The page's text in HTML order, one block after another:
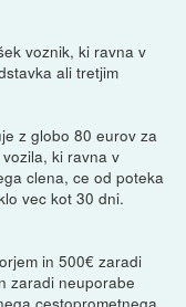
voznik, ki ravna v
ali tretjim
z globo 80 eurov za
ki ravna v
clena, ce od poteka
vec kot 30 dni.
in 500€ zaradi
zaradi neuporabe
cestoprometnega